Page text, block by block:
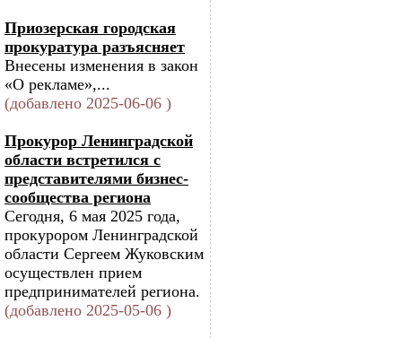
Приозерская городская
прокуратура разъясняет
Внесены изменения в закон
«О рекламе»,...
(добавлено 2025-06-06 )
Прокурор Ленинградской
области встретился с
представителями бизнес-
сообщества региона
Сегодня, 6 мая 2025 года,
прокурором Ленинградской
области Сергеем Жуковским
осуществлен прием
предпринимателей региона.
(добавлено 2025-05-06 )